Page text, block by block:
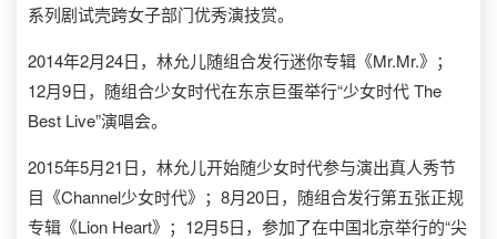
系列剧试壳跨女子部门优秀演技赏。
2014年2月24日，林允儿随组合发行迷你专辑《Mr.Mr.》；
12月9日，随组合少女时代在东京巨蛋举行“少女时代 The
Best Live”演唱会。
2015年5月21日，林允儿开始随少女时代参与演出真人秀节
目《Channel少女时代》；8月20日，随组合发行第五张正规
专辑《Lion Heart》；12月5日，参加了在中国北京举行的“尖